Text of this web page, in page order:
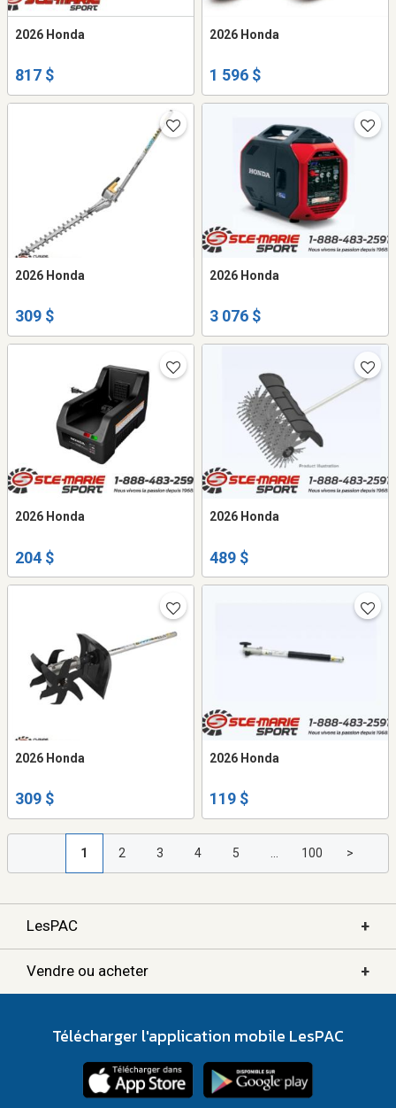
2026 Honda
817 $
2026 Honda
1 596 $
2026 Honda
309 $
2026 Honda
3 076 $
2026 Honda
204 $
2026 Honda
489 $
2026 Honda
309 $
2026 Honda
119 $
1 2 3 4 5 ... 100 >
LesPAC +
Vendre ou acheter +
Télécharger l'application mobile LesPAC